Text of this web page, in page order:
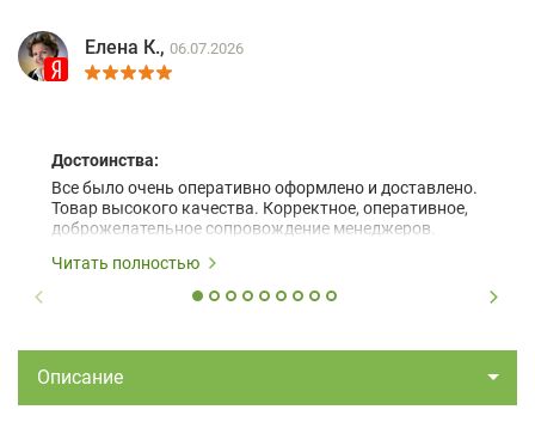
Елена К., 06.07.2026
Достоинства:
Все было очень оперативно оформлено и доставлено.
Товар высокого качества. Корректное, оперативное,
доброжелательное сопровождение менеджеров.
Читать полностью
Описание